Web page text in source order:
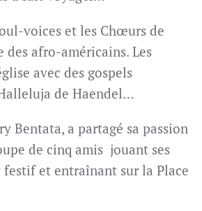
voices et les Chœurs de
afro-américains. Les
avec des gospels
de Haendel…
Bentata, a partagé sa passion
de cinq amis jouant ses
festif et entraînant sur la Place